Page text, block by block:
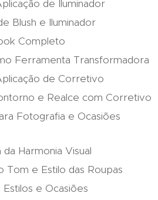
de Iluminador
Blush e Iluminador
Completo
Ferramenta Transformadora
de Corretivo
e Realce com Corretivo
Fotografia e Ocasiões
Harmonia Visual
Tom e Estilo das Roupas
e Ocasiões